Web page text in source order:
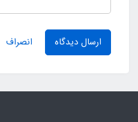
ارسال دیدگاه انصراف